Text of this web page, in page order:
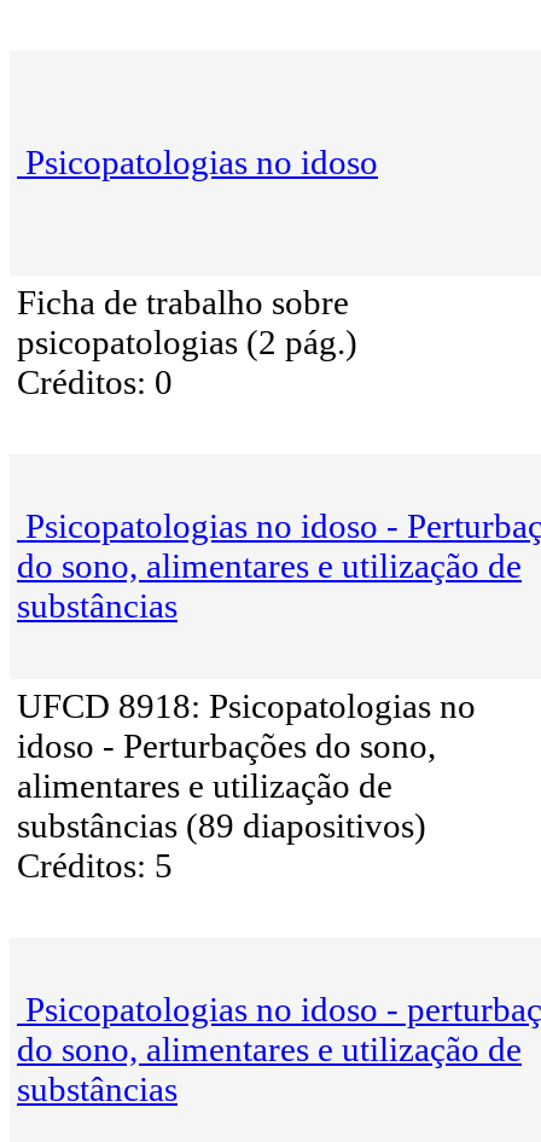
Psicopatologias no idoso
Ficha de trabalho sobre
psicopatologias (2 pág.)
Créditos: 0
Psicopatologias no idoso -
do sono, alimentares e utilização de
substâncias
UFCD 8918: Psicopatologias no
idoso - Perturbações do sono,
alimentares e utilização de
substâncias (89 diapositivos)
Créditos: 5
Psicopatologias no idoso -
do sono, alimentares e utilização de
substâncias